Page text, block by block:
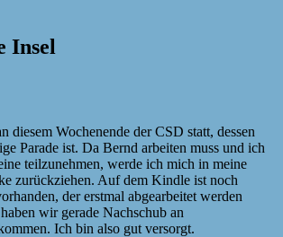
Insel
diesem Wochenende der CSD statt, dessen
Parade ist. Da Bernd arbeiten muss und ich
teilzunehmen, werde ich mich in meine
zurückziehen. Auf dem Kindle ist noch
der erstmal abgearbeitet werden
wir gerade Nachschub an
Ich bin also gut versorgt.